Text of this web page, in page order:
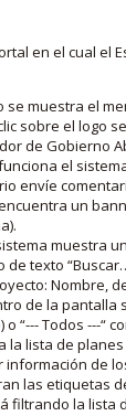
en el cual
muestra el
sobre el logo
de Gobierno
el
envíe
un
muestra
de texto
Nombre,
de la
“--- Todos ---“
la lista de
de
las etiquetas
filtrando la lista